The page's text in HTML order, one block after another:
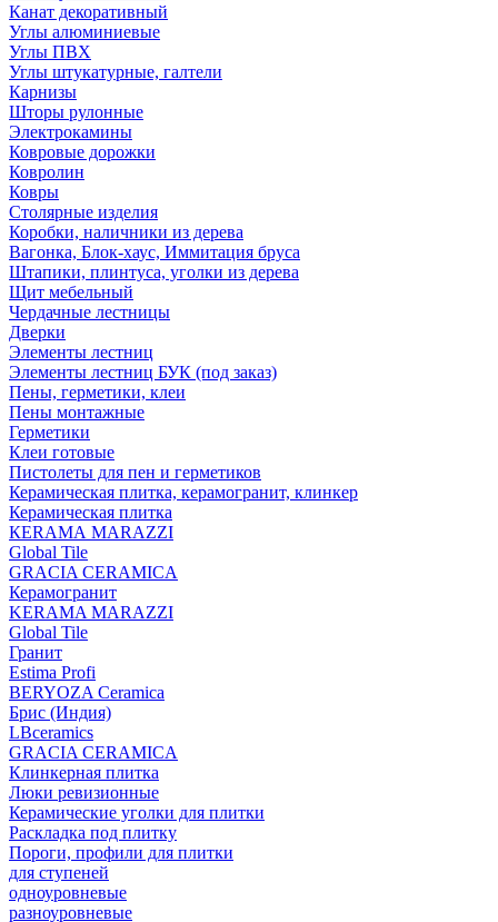
Канат декоративный
Углы алюминиевые
Углы ПВХ
Углы штукатурные, галтели
Карнизы
Шторы рулонные
Электрокамины
Ковровые дорожки
Ковролин
Ковры
Столярные изделия
Коробки, наличники из дерева
Вагонка, Блок-хаус, Иммитация бруса
Штапики, плинтуса, уголки из дерева
Щит мебельный
Чердачные лестницы
Дверки
Элементы лестниц
Элементы лестниц БУК (под заказ)
Пены, герметики, клеи
Пены монтажные
Герметики
Клеи готовые
Пистолеты для пен и герметиков
Керамическая плитка, керамогранит, клинкер
Керамическая плитка
КЕRАМА MARAZZI
Global Tile
GRACIA CERAMICA
Керамогранит
KERAMA MARAZZI
Global Tile
Гранит
Estima Profi
BERYOZA Ceramica
Брис (Индия)
LBceramics
GRACIA CERAMICA
Клинкерная плитка
Люки ревизионные
Керамические уголки для плитки
Раскладка под плитку
Пороги, профили для плитки
для ступеней
одноуровневые
разноуровневые